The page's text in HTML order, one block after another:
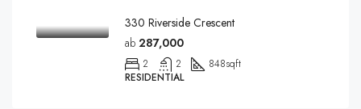
330 Riverside Crescent
ab 287,000
2 2 848sqft
RESIDENTIAL